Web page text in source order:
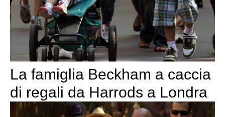
La famiglia Beckham a caccia
di regali da Harrods a Londra